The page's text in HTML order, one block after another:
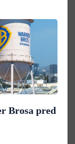
Brosa pred